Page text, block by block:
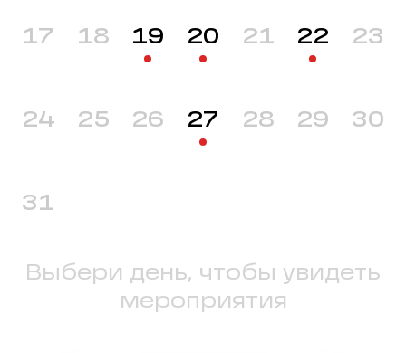
17 18 19 20 21 22 23
24 25 26 27 28 29 30
31
Выбери день, чтобы увидеть
мероприятия